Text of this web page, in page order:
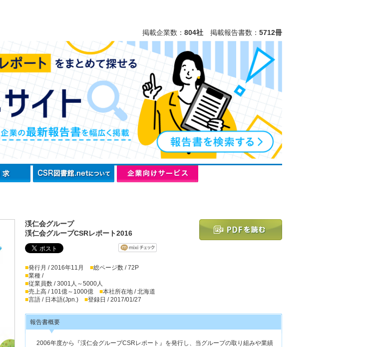
掲載企業数： 804社 掲載報告書数： 5712冊
渓仁会グループ
渓仁会グループCSRレポート2016
■発行月 / 2016年11月 ■総ページ数 / 72P
■業種 /
■従業員数 / 3001人～5000人
■売上高 / 101億～1000億 ■本社所在地 / 北海道
■言語 / 日本語(Jpn.) ■登録日 / 2017/01/27
報告書概要
2006年度から『渓仁会グループCSRレポート』を発行し、当グループの取り組みや業績